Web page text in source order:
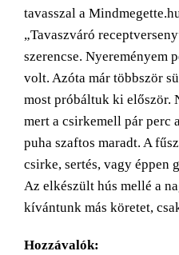
tavasszal a
„Tavaszváró
szerencse. Nyereményem
volt. Azóta már többször
most próbáltuk ki először.
mert a csirkemell pár perc
puha szaftos maradt. A
csirke, sertés, vagy éppen
Az elkészült hús mellé a
kívántunk más köretet,
Hozzávalók: